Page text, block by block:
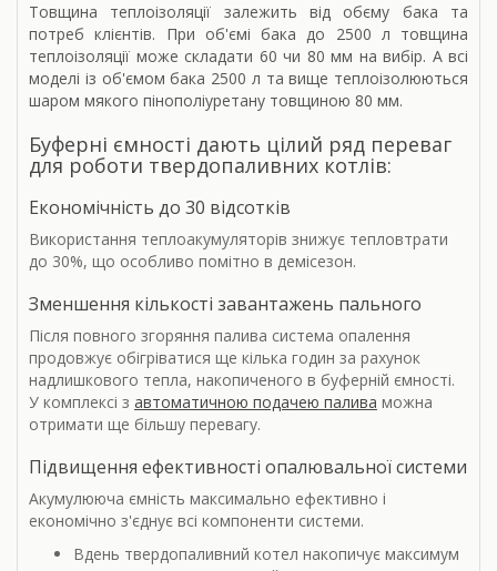
Товщина теплоізоляції залежить від обєму бака та
потреб клієнтів. При об'ємі бака до 2500 л товщина
теплоізоляції може складати 60 чи 80 мм на вибір. А всі
моделі із об'ємом бака 2500 л та вище теплоізолюються
шаром мякого пінополіуретану товщиною 80 мм.
Буферні ємності дають цілий ряд переваг
для роботи твердопаливних котлів:
Економічність до 30 відсотків
Використання теплоакумуляторів знижує тепловтрати
до 30%, що особливо помітно в демісезон.
Зменшення кількості завантажень пального
Після повного згоряння палива система опалення
продовжує обігріватися ще кілька годин за рахунок
надлишкового тепла, накопиченого в буферній ємності.
У комплексі з автоматичною подачею палива можна
отримати ще більшу перевагу.
Підвищення ефективності опалювальної системи
Акумулююча ємність максимально ефективно і
економічно з'єднує всі компоненти системи.
Вдень твердопаливний котел накопичує максимум